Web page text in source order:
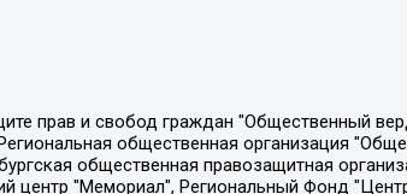
ответственностью "Нобелевский призыв", Гималова Регина Эмилевна, Григорьев Андрей Валерьевич, Григорьева Алина Александровна, Ассоциация по содействию защите прав призывников, альтернативнослужащих и военнослужащих "Правозащитная группа "Гражданин.Армия.Право", Хисамова Регина Фаритовна, Автономная некоммерческая организация по реализации социально-правовых программ "Лилит", Дальневосточное общественное движение "Маяк", Санкт-Петербургская ЛГБТ-инициативная группа "Выход", Инициативная группа ЛГБТ+ "Реверс", Алексеев Андрей Викторович, Бекбулатова Таисия Львовна, Беляев Иван Михайлович, Владыкина Елена Сергеевна, Гельман Марат Александрович, Никульшина Вероника Юрьевна, Толоконникова Надежда Андреевна, Шендерович Виктор Анатольевич, Общество с ограниченной ответственностью "Данное сообщение", Общество с ограниченной ответственностью Издательский дом "Новая глава", Айнбиндер Александра Александровна, Московский комьюнити-центр для ЛГБТ+инициатив, Благотворительный фонд развития филантропии, Deutsche Welle (Германия, Kurt-Schumacher-Strasse 3, 53113 Bonn), Борзунова Мария Михайловна, Воробьев Виктор Викторович, Голубева Анна Львовна, Константинова Алла Михайловна, Малкова Ирина Владимировна, Мурадов Мурад Абдулгалимович, Осетинская Елизавета Николаевна, Понасенков Евгений Николаевич, Ганапольский Матвей Юрьевич, Киселев Евгений Алексеевич, Борухович Ирина Григорьевна, Дремин Иван Тимофеевич, Дубровский Дмитрий Викторович, Красноярская региональная общественная организация поддержки и развития альтернативных образовательных технологий и межкультурных коммуникаций "ИНТЕРРА", Маяковская Екатерина Алексеевна, Фейгин Марк Захарович, Филимонов Андрей Викторович, Дзугкоева Регина Николаевна, Доброхотов Роман Александрович, Дудь Юрий Александрович, Елкин Сергей Владимирович, Кругликов Кирилл Игоревич, Сабунаева Мария Леонидовна, Семенов Алексей Владимирович, Шаинян Карен Багратович, Шульман Екатерина Михайловна, Асафьев Артур Валерьевич, Вахштайн Виктор Семенович, Венедиктов Алексей Алексеевич, Лушникова Екатерина Евгеньевна, Волков Леонид Михайлович, Невзоров Александр Глебович, Пархоменко Сергей Борисович, Сироткин Ярослав Николаевич, Кара-Мурза Владимир Владимирович, Баранова Наталья Владимировна, Гозман Леонид Яковлевич, Кагарлицкий Борис Юльевич, Климарев Михаил Валерьевич, Милов Владимир Станиславович, Автономная некоммерческая организация Краснодарский центр современного искусства "Типография", Моргенштерн Алишер Тагирович, Соболь Любовь Эдуардовна, Общество с ограниченной ответственностью "ЛИЗА НОРМ", Каспаров Гарри Кимович, Ходорковский Михаил Борисович, Общество с ограниченной ответственностью "Апрельские тезисы", Данилович Ирина Брониславовна, Кашин Олег Владимирович, Петров Николай